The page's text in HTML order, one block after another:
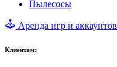
Пылесосы
Аренда игр и аккаунтов
Клиентам: